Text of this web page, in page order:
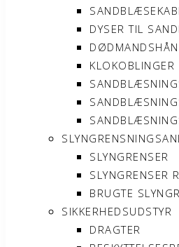
DYSER TIL
KLOKOBLINGER
SLYNGRENSER
SLYNGRENSER
BRUGTE
SIKKERHEDSUDSTYR
DRAGTER